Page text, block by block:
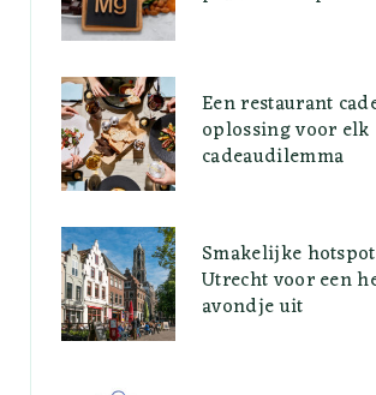
Een restaurant
oplossing voor elk
cadeaudilemma
Smakelijke
Utrecht voor een
avondje uit